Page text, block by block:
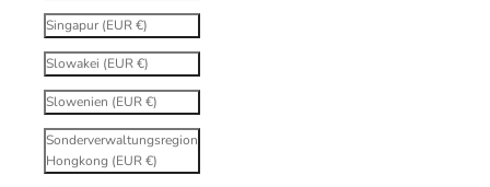
Singapur (EUR €)
Slowakei (EUR €)
Slowenien (EUR €)
Sonderverwaltungsregion
Hongkong (EUR €)